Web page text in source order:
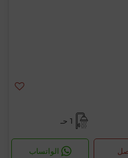
1 حـ
الواتساب